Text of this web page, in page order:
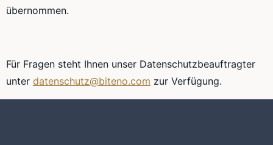
übernommen.
Für Fragen steht Ihnen unser Datenschutzbeauftragter
unter datenschutz@biteno.com zur Verfügung.